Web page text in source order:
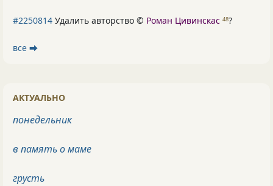
#2250814 Удалить авторство © Роман Цивинскас 48?
все ⮕
АКТУАЛЬНО
понедельник
в память о маме
грусть